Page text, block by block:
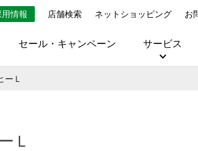
用情報 店舗検索 ネットショッピング お
セール・キャンペーン サービス
Ｌ
Ｌ